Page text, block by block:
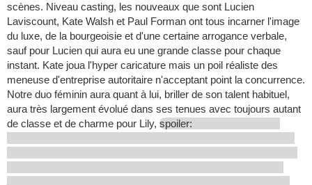
scènes. Niveau casting, les nouveaux que sont Lucien
Laviscount, Kate Walsh et Paul Forman ont tous incarner l'image
du luxe, de la bourgeoisie et d'une certaine arrogance verbale,
sauf pour Lucien qui aura eu une grande classe pour chaque
instant. Kate joua l'hyper caricature mais un poil réaliste des
meneuse d'entreprise autoritaire n'acceptant point la concurrence.
Notre duo féminin aura quant à lui, briller de son talent habituel,
aura très largement évolué dans ses tenues avec toujours autant
de classe et de charme pour Lily, spoiler: